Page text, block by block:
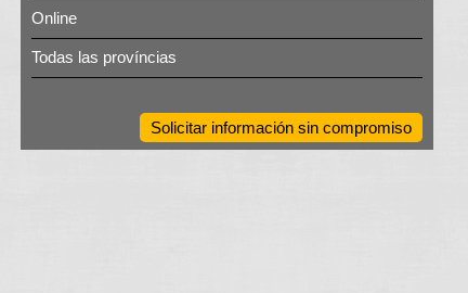
Online
Todas las províncias
Solicitar información sin compromiso